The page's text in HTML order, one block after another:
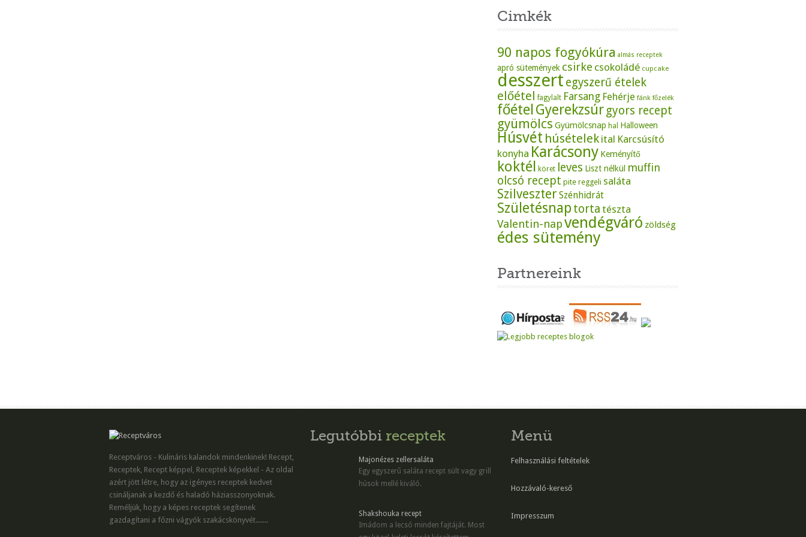
Cimkék
90 napos fogyókúra almás receptek
apró sütemények csirke csokoládé cupcake
desszert egyszerű ételek
előétel fagylalt Farsang Fehérje fánk főzelék
főétel Gyerekzsúr gyors recept
gyümölcs Gyümölcsnap hal Halloween
Húsvét húsételek ital Karcsúsító
konyha Karácsony Keményítő
koktél köret leves Liszt nélkül muffin
olcsó recept pite reggeli saláta
SzilveszterSzénhidrát
Születésnap torta tészta
Valentin-napvendégváró zöldség
édes sütemény
Partnereink
Receptváros - Kulináris kalandok mindenkinek! Recept,
Receptek, Recept képpel, Receptek képekkel - Az oldal
azért jött létre, hogy az igényes receptek kedvet
csináljanak a kezdő és haladó háziasszonyoknak.
Reméljük, hogy a képes receptek segítenek
gazdagítani a főzni vágyók szakácskönyvét.......
Legutóbbi receptek
Majonézes zellersaláta
Egy egyszerű saláta recept sült vagy grill
húsok mellé kiváló.
Shakshouka recept
Imádom a lecsó minden fajtáját. Most
Menü
Felhasználási feltételek
Hozzávaló-kereső
Impresszum